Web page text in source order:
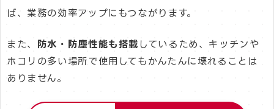
ば、業務の効率アップにもつながります。
また、 防水・防塵性能も搭載 しているため、キッチンや
ホコリの多い場所で使用してもかんたんに壊れることは
ありません。